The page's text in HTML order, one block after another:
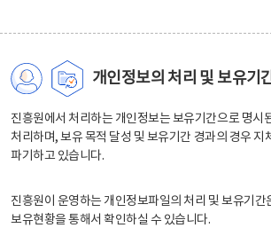
개인정보의 처리 및 보유기
진흥원에서 처리하는 개인정보는 보유기간으로 명시
처리하며, 보유 목적 달성 및 보유기간 경과의 경우 지
파기하고 있습니다.
진흥원이 운영하는 개인정보파일의 처리 및 보유기간
보유현황을 통해서 확인하실 수 있습니다.